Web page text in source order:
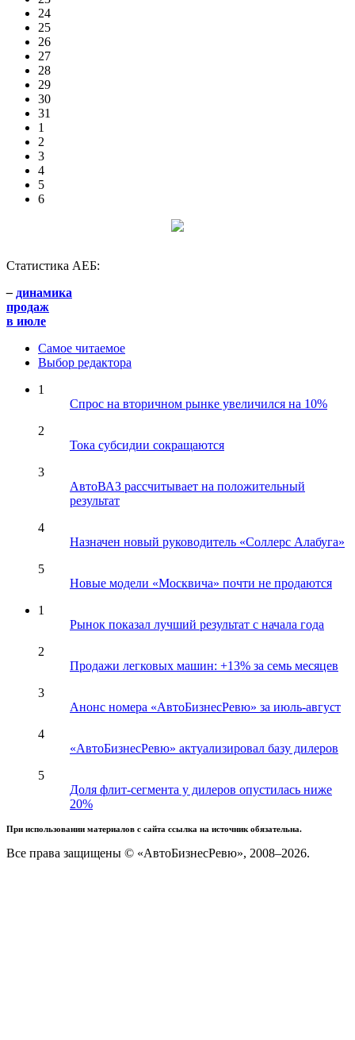
24
25
26
27
28
29
30
31
1
2
3
4
5
6
Статистика АЕБ:
– динамика
продаж
в июле
Самое читаемое
Выбор редактора
1
Спрос на вторичном рынке увеличился на 10%
2
Тока субсидии сокращаются
3
АвтоВАЗ рассчитывает на положительный
результат
4
Назначен новый руководитель «Соллерс Алабуга»
5
Новые модели «Москвича» почти не продаются
1
Рынок показал лучший результат с начала года
2
Продажи легковых машин: +13% за семь месяцев
3
Анонс номера «АвтоБизнесРевю» за июль-август
4
«АвтоБизнесРевю» актуализировал базу дилеров
5
Доля флит-сегмента у дилеров опустилась ниже
20%
При использовании материалов с сайта ссылка на источник обязательна.
Все права защищены © «АвтоБизнесРевю», 2008–2026.